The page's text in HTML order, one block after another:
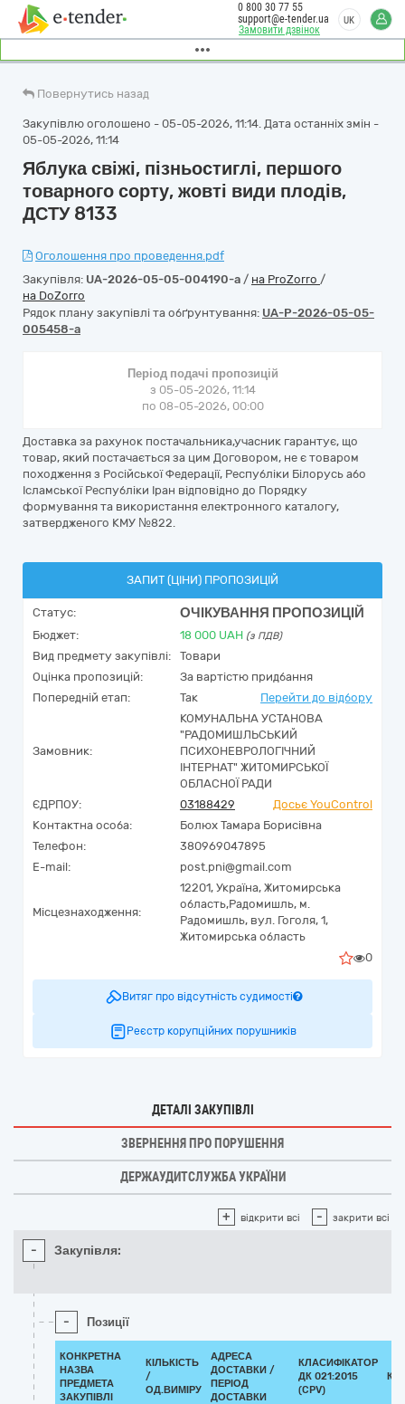
Замовити дзвінок
0 800 30 77 55
support@e-tender.ua
UK
Повернутись назад
Закупівлю оголошено - 05-05-2026, 11:14. Дата останніх змін -
05-05-2026, 11:14
Яблука свіжі, пізньостиглі, першого
товарного сорту, жовті види плодів,
ДСТУ 8133
Оголошення про проведення.pdf
Закупівля: UA-2026-05-05-004190-a / на ProZorro /
на DoZorro
Рядок плану закупівлі та обґрунтування: UA-P-2026-05-05-
005458-a
Період подачі пропозицій
з 05-05-2026, 11:14
по 08-05-2026, 00:00
Доставка за рахунок постачальника,учасник гарантує, що
товар, який постачається за цим Договором, не є товаром
походження з Російської Федерації, Республіки Білорусь або
Ісламської Республіки Іран відповідно до Порядку
формування та використання електронного каталогу,
затвердженого КМУ №822.
ЗАПИТ (ЦІНИ) ПРОПОЗИЦІЙ
Статус: ОЧІКУВАННЯ ПРОПОЗИЦІЙ
Бюджет: 18 000 UAH (з ПДВ)
Вид предмету закупівлі:
Товари
Оцінка пропозицій:
За вартістю придбання
Попередній етап:
Так Перейти до відбору
Замовник:
КОМУНАЛЬНА УСТАНОВА
"РАДОМИШЛЬСЬКИЙ
ПСИХОНЕВРОЛОГІЧНИЙ
ІНТЕРНАТ" ЖИТОМИРСЬКОЇ
ОБЛАСНОЇ РАДИ
ЄДРПОУ:
03188429
Досьє YouControl
Контактна особа:
Болюх Тамара Борисівна
Телефон:
380969047895
E-mail:
post.pni@gmail.com
Місцезнаходження:
12201, Україна, Житомирська
область,Радомишль, м.
Радомишль, вул. Гоголя, 1,
Житомирська область
0
Витяг про відсутність судимості
Реєстр корупційних порушників
ДЕТАЛІ ЗАКУПІВЛІ
ЗВЕРНЕННЯ ПРО ПОРУШЕННЯ
ДЕРЖАУДИТСЛУЖБА УКРАЇНИ
+ відкрити всі - закрити всі
- Закупівля:
- Позиції
КОНКРЕТНА
НАЗВА
ПРЕДМЕТА
ЗАКУПІВЛІ
КІЛЬКІСТЬ
/
ОД.ВИМІРУ
АДРЕСА
ДОСТАВКИ /
ПЕРІОД
ДОСТАВКИ
КЛАСИФІКАТОР
ДК 021:2015
(CPV)